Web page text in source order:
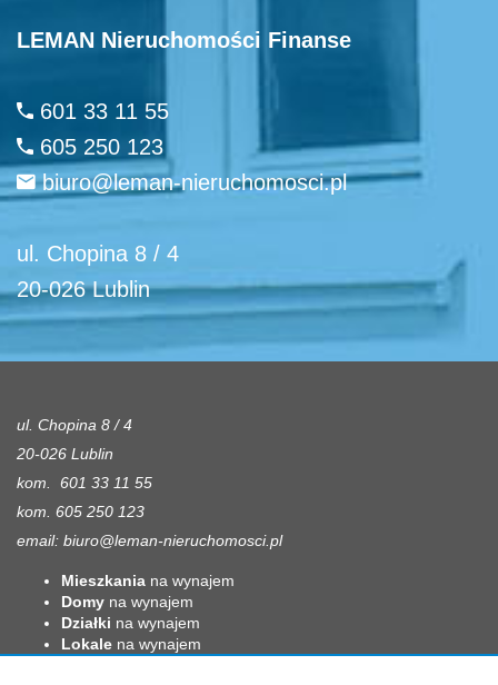
LEMAN Nieruchomości Finanse
601 33 11 55
605 250 123
biuro@leman-nieruchomosci.pl
ul. Chopina 8 / 4
20-026 Lublin
ul. Chopina 8 / 4
20-026 Lublin
kom. 601 33 11 55
kom. 605 250 123
email: biuro@leman-nieruchomosci.pl
Mieszkania na wynajem
Domy na wynajem
Działki na wynajem
Lokale na wynajem